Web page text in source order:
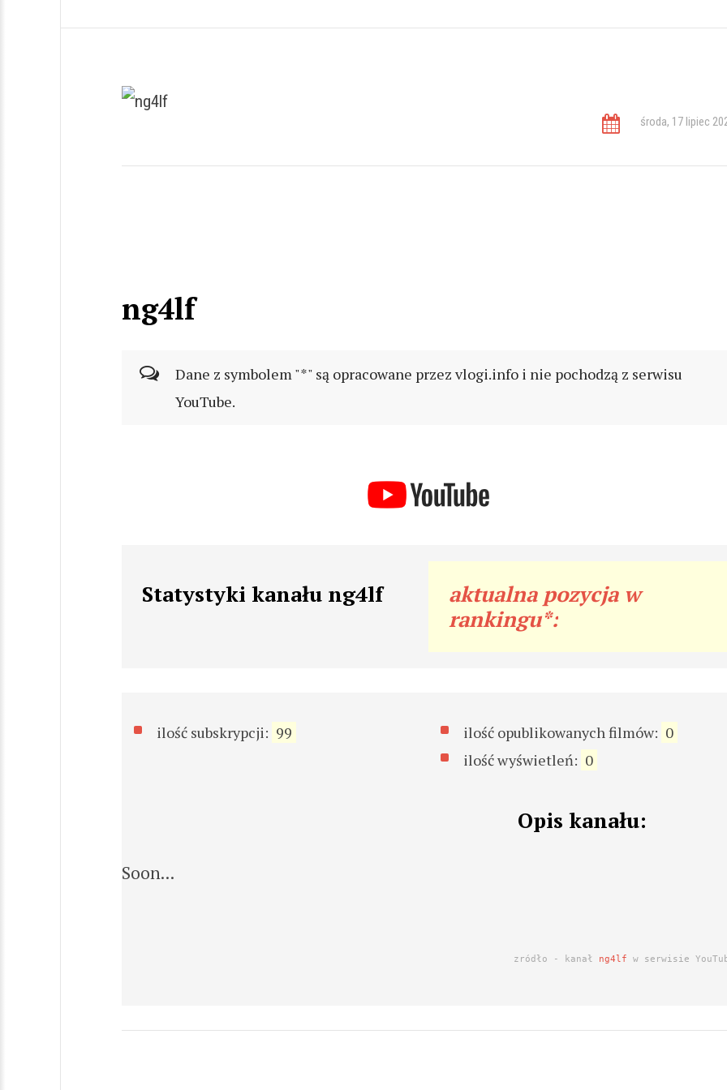
środa, 17 lipiec
ng4lf
Dane z symbolem "*" są opracowane przez vlogi.info i nie pochodzą z serwisu
YouTube.
Statystyki kanału ng4lf
aktualna pozycja w
rankingu*:
ilość subskrypcji: 99 ilość opublikowanych filmów: 0
ilość wyświetleń: 0
Opis kanału:
Soon...
zródło - kanał ng4lf w serwisie